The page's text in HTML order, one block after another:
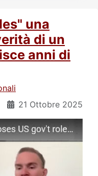
una
di un
anni di
21 Ottobre 2025